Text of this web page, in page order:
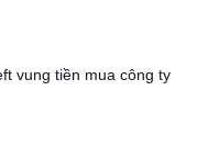
vung tiền mua công ty